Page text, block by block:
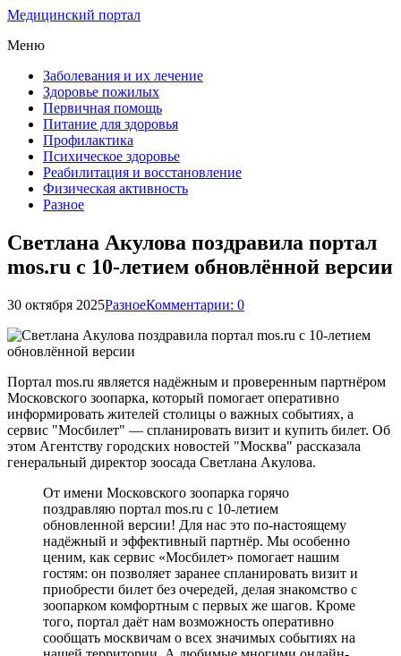
Медицинский портал
Меню
Заболевания и их лечение
Здоровье пожилых
Первичная помощь
Питание для здоровья
Профилактика
Психическое здоровье
Реабилитация и восстановление
Физическая активность
Разное
Светлана Акулова поздравила портал
mos.ru с 10-летием обновлённой версии
30 октября 2025РазноеКомментарии: 0
Портал mos.ru является надёжным и проверенным партнёром
Московского зоопарка, который помогает оперативно
информировать жителей столицы о важных событиях, а
сервис "Мосбилет" — спланировать визит и купить билет. Об
этом Агентству городских новостей "Москва" рассказала
генеральный директор зоосада Светлана Акулова.
От имени Московского зоопарка горячо
поздравляю портал mos.ru с 10-летием
обновленной версии! Для нас это по-настоящему
надёжный и эффективный партнёр. Мы особенно
ценим, как сервис «Мосбилет» помогает нашим
гостям: он позволяет заранее спланировать визит и
приобрести билет без очередей, делая знакомство с
зоопарком комфортным с первых же шагов. Кроме
того, портал даёт нам возможность оперативно
сообщать москвичам о всех значимых событиях на